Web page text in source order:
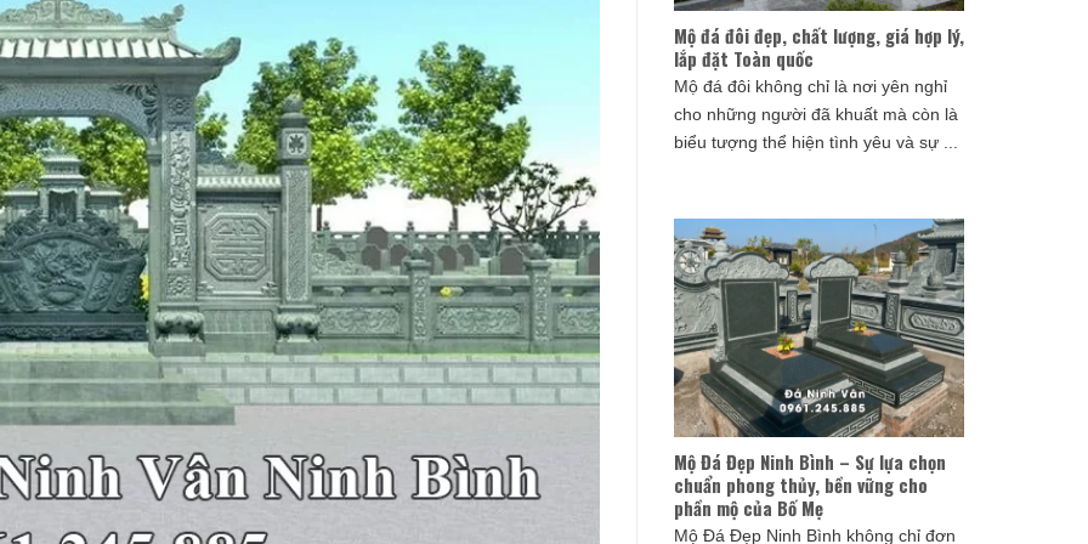
Mộ đá đôi đẹp, chất lượng, giá hợp lý,
lắp đặt Toàn quốc
Mộ đá đôi không chỉ là nơi yên nghỉ
cho những người đã khuất mà còn là
biểu tượng thể hiện tình yêu và sự ...
Mộ Đá Đẹp Ninh Bình – Sự lựa chọn
chuẩn phong thủy, bền vững cho
phần mộ của Bố Mẹ
Mộ Đá Đẹp Ninh Bình không chỉ đơn